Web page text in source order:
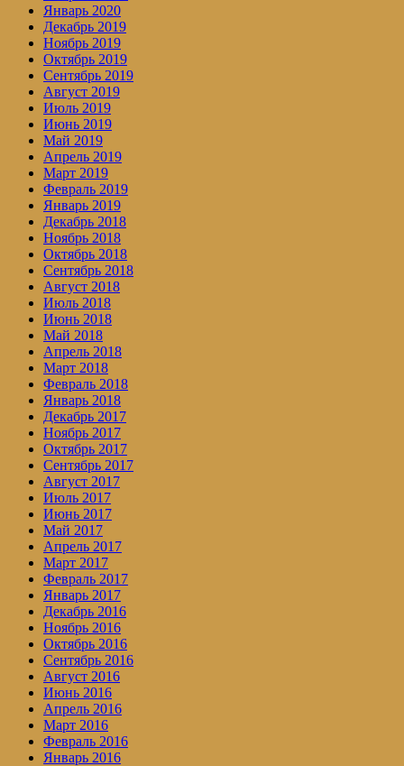
Январь 2020
Декабрь 2019
Ноябрь 2019
Октябрь 2019
Сентябрь 2019
Август 2019
Июль 2019
Июнь 2019
Май 2019
Апрель 2019
Март 2019
Февраль 2019
Январь 2019
Декабрь 2018
Ноябрь 2018
Октябрь 2018
Сентябрь 2018
Август 2018
Июль 2018
Июнь 2018
Май 2018
Апрель 2018
Март 2018
Февраль 2018
Январь 2018
Декабрь 2017
Ноябрь 2017
Октябрь 2017
Сентябрь 2017
Август 2017
Июль 2017
Июнь 2017
Май 2017
Апрель 2017
Март 2017
Февраль 2017
Январь 2017
Декабрь 2016
Ноябрь 2016
Октябрь 2016
Сентябрь 2016
Август 2016
Июнь 2016
Апрель 2016
Март 2016
Февраль 2016
Январь 2016